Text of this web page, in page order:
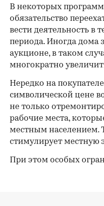
В некоторых
обязательство
вести деятельность в
периода. Иногда дома
аукционе, в таком
многократно
Нередко на
символической цене
не только
рабочие места,
местным населением.
стимулирует местную
При этом особых